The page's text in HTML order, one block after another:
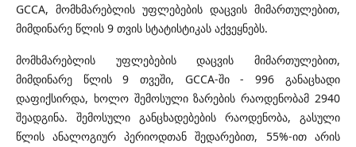
GCCA, მომხმარებლის უფლებების დაცვის მიმართულებით,
მიმდინარე წლის 9 თვის სტატისტიკას აქვეყნებს.
მომხმარებლის უფლებების დაცვის მიმართულებით,
მიმდინარე წლის 9 თვეში, GCCA-ში - 996 განაცხადი
დაფიქსირდა, ხოლო შემოსული ზარების რაოდენობამ 2940
შეადგინა. შემოსული განცხადებების რაოდენობა, გასული
წლის ანალოგიურ პერიოდთან შედარებით, 55%-ით არის